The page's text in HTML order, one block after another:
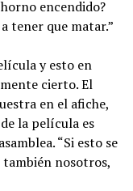
encendido?
tener que matar.”
y esto en
cierto. El
en el afiche,
la película es
“Si esto se
nosotros,